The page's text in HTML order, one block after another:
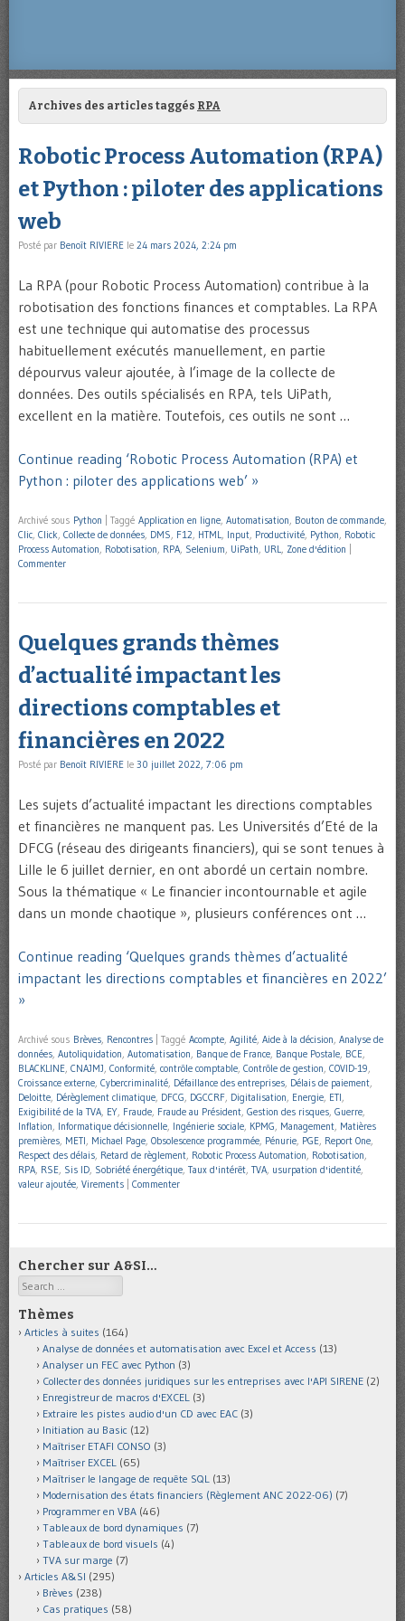
Archives des articles taggés RPA
Robotic Process Automation (RPA)
et Python : piloter des applications
web
Posté par Benoît RIVIERE le 24 mars 2024, 2:24 pm
La RPA (pour Robotic Process Automation) contribue à la
robotisation des fonctions finances et comptables. La RPA
est une technique qui automatise des processus
habituellement exécutés manuellement, en partie
dépourvus valeur ajoutée, à l’image de la collecte de
données. Des outils spécialisés en RPA, tels UiPath,
excellent en la matière. Toutefois, ces outils ne sont …
Continue reading ‘Robotic Process Automation (RPA) et
Python : piloter des applications web’ »
Archivé sous Python Taggé Application en ligne, Automatisation, Bouton de commande,
Clic, Click, Collecte de données, DMS, F12, HTML, Input, Productivité, Python, Robotic
Process Automation, Robotisation, RPA, Selenium, UiPath, URL, Zone d'édition
Commenter
Quelques grands thèmes
d’actualité impactant les
directions comptables et
financières en 2022
Posté par Benoît RIVIERE le 30 juillet 2022, 7:06 pm
Les sujets d’actualité impactant les directions comptables
et financières ne manquent pas. Les Universités d’Eté de la
DFCG (réseau des dirigeants financiers), qui se sont tenues à
Lille le 6 juillet dernier, en ont abordé un certain nombre.
Sous la thématique « Le financier incontournable et agile
dans un monde chaotique », plusieurs conférences ont …
Continue reading ‘Quelques grands thèmes d’actualité
impactant les directions comptables et financières en 2022’
»
Archivé sous Brèves, Rencontres Taggé Acompte, Agilité, Aide à la décision, Analyse de
données, Autoliquidation, Automatisation, Banque de France, Banque Postale, BCE,
BLACKLINE, CNAJMJ, Conformité, contrôle comptable, Contrôle de gestion, COVID-19,
Croissance externe, Cybercriminalité, Défaillance des entreprises, Délais de paiement,
Deloitte, Dérèglement climatique, DFCG, DGCCRF, Digitalisation, Energie, ETI,
Exigibilité de la TVA, EY, Fraude, Fraude au Président, Gestion des risques, Guerre,
Inflation, Informatique décisionnelle, Ingénierie sociale, KPMG, Management, Matières
premières, METI, Michael Page, Obsolescence programmée, Pénurie, PGE, Report One,
Respect des délais, Retard de règlement, Robotic Process Automation, Robotisation,
RPA, RSE, Sis ID, Sobriété énergétique, Taux d'intérêt, TVA, usurpation d'identité,
valeur ajoutée, Virements Commenter
Chercher sur A&SI…
Search
Thèmes
Articles à suites (164)
Analyse de données et automatisation avec Excel et Access (13)
Analyser un FEC avec Python (3)
Collecter des données juridiques sur les entreprises avec l'API SIRENE (2)
Enregistreur de macros d'EXCEL (3)
Extraire les pistes audio d'un CD avec EAC (3)
Initiation au Basic (12)
Maîtriser ETAFI CONSO (3)
Maîtriser EXCEL (65)
Maîtriser le langage de requête SQL (13)
Modernisation des états financiers (Règlement ANC 2022-06) (7)
Programmer en VBA (46)
Tableaux de bord dynamiques (7)
Tableaux de bord visuels (4)
TVA sur marge (7)
Articles A&SI (295)
Brèves (238)
Cas pratiques (58)